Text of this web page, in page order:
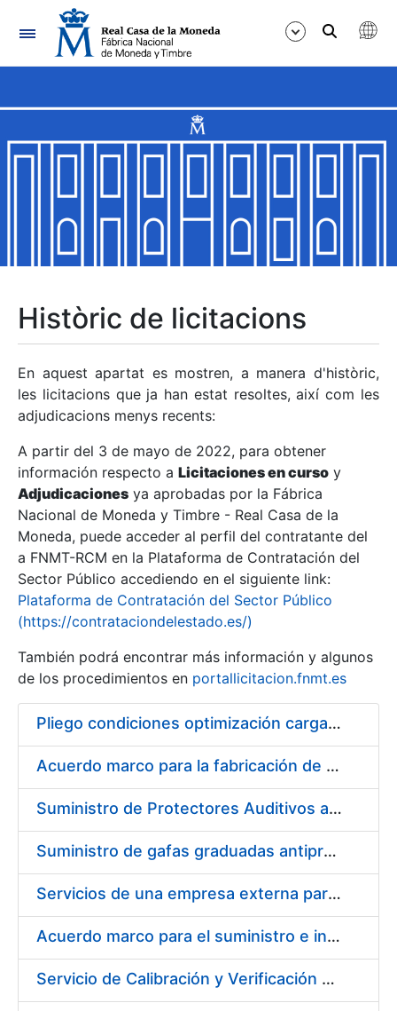
Navegació
Mostra/Amaga
Mostra/Amaga
Mostra/Amaga
Mostra/Amaga
Mostra/Amaga
Mostra/Amaga
Històric de licitacions
En aquest apartat es mostren, a manera d'històric,
les licitacions que ja han estat resoltes, així com les
adjudicacions menys recents:
A partir del 3 de mayo de 2022, para obtener
información respecto a Licitaciones en curso y
Adjudicaciones ya aprobadas por la Fábrica
Nacional de Moneda y Timbre - Real Casa de la
Moneda, puede acceder al perfil del contratante del
a FNMT-RCM en la Plataforma de Contratación del
Sector Público accediendo en el siguiente link:
Plataforma de Contratación del Sector Público
(https://contrataciondelestado.es/)
También podrá encontrar más información y algunos
de los procedimientos en portallicitacion.fnmt.es
Pliego condiciones optimización cargas compras firmado
Acuerdo marco para la fabricación de piezas
Suministro de Protectores Auditivos a medida para las personas trabajadoras de los Centros de Trabajo de Madrid y Burgos
Suministro de gafas graduadas antiproyecciones para los trabajadores de la FNMT-RCM en los centros de trabajo de Madrid y Burgos
Servicios de una empresa externa para el asesoramiento y resolución de los recursos de alzada que se presentan relacionados con procesos de selección para la FNMT-RCM
Acuerdo marco para el suministro e instalación de persianas, estores y otros complementos
Servicio de Calibración y Verificación Externa de los Equipos de Medición del Servicio de Prevención de la FNMT-RCM